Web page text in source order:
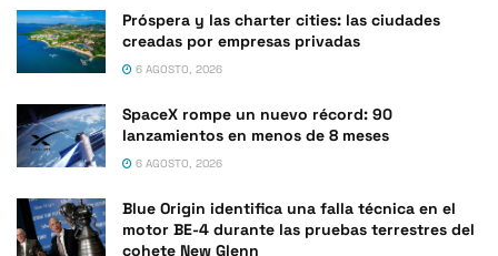
Próspera y las charter cities: las ciudades
creadas por empresas privadas
6 AGOSTO, 2026
SpaceX rompe un nuevo récord: 90
lanzamientos en menos de 8 meses
6 AGOSTO, 2026
Blue Origin identifica una falla técnica en el
motor BE-4 durante las pruebas terrestres del
cohete New Glenn